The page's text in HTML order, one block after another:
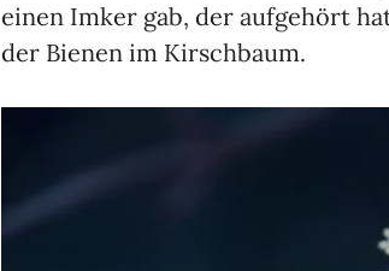
einen Imker gab, der aufgehört
der Bienen im Kirschbaum.